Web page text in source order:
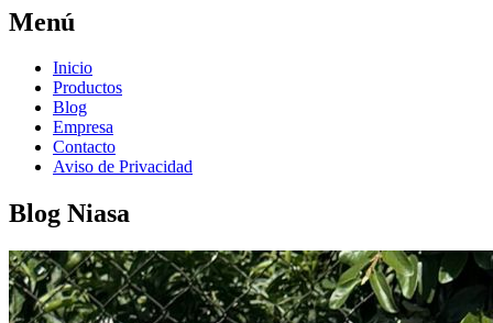
Menú
Inicio
Productos
Blog
Empresa
Contacto
Aviso de Privacidad
Blog Niasa